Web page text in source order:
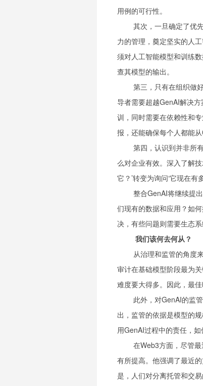
用例的可行性。
其次，一旦确定了优
力的管理，奠定坚实的人
须对人工智能模型和训练
查其模型的输出。
第三，只有在组织做
导者需要超越GenAI解决
训，同时需要在依赖性和
报，还能确保每个人都能从
第四，认识到并非所
么对企业有效。深入了解
它？’转变为询问‘它现在有多
整合GenAI将继续提
们现有的数据和应用？如
决，有些问题则需要生态
我们该何去何从？
从治理和监管的角度
审计在基础模型阶段最为
难度要大得多。因此，最佳
此外，对GenAI的监
出，监管的依据是模型的
用GenAI过程中的责任，如
在Web3方面，尽管
有所提高。他强调了最近
是，人们对分离托管和交